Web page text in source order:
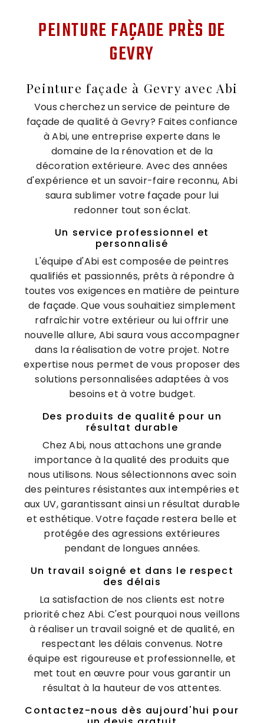
PEINTURE FAÇADE PRÈS DE
GEVRY
Peinture façade à Gevry avec Abi
Vous cherchez un service de peinture de
façade de qualité à Gevry? Faites confiance
à Abi, une entreprise experte dans le
domaine de la rénovation et de la
décoration extérieure. Avec des années
d'expérience et un savoir-faire reconnu, Abi
saura sublimer votre façade pour lui
redonner tout son éclat.
Un service professionnel et
personnalisé
L'équipe d'Abi est composée de peintres
qualifiés et passionnés, prêts à répondre à
toutes vos exigences en matière de peinture
de façade. Que vous souhaitiez simplement
rafraîchir votre extérieur ou lui offrir une
nouvelle allure, Abi saura vous accompagner
dans la réalisation de votre projet. Notre
expertise nous permet de vous proposer des
solutions personnalisées adaptées à vos
besoins et à votre budget.
Des produits de qualité pour un
résultat durable
Chez Abi, nous attachons une grande
importance à la qualité des produits que
nous utilisons. Nous sélectionnons avec soin
des peintures résistantes aux intempéries et
aux UV, garantissant ainsi un résultat durable
et esthétique. Votre façade restera belle et
protégée des agressions extérieures
pendant de longues années.
Un travail soigné et dans le respect
des délais
La satisfaction de nos clients est notre
priorité chez Abi. C'est pourquoi nous veillons
à réaliser un travail soigné et de qualité, en
respectant les délais convenus. Notre
équipe est rigoureuse et professionnelle, et
met tout en œuvre pour vous garantir un
résultat à la hauteur de vos attentes.
Contactez-nous dès aujourd'hui pour